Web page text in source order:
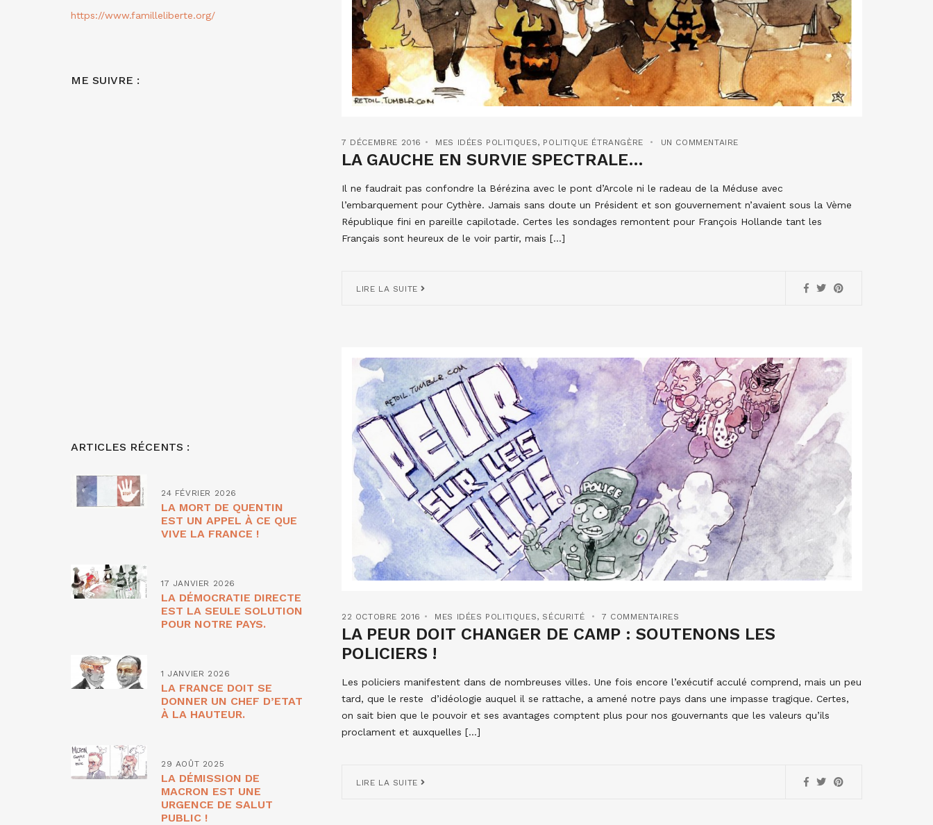
7 DÉCEMBRE 2016 MES IDÉES POLITIQUES, POLITIQUE ÉTRANGÈRE UN COMMENTAIRE
LA GAUCHE EN SURVIE SPECTRALE…
Il ne faudrait pas confondre la Bérézina avec le pont d’Arcole ni le radeau de la Méduse avec
l’embarquement pour Cythère. Jamais sans doute un Président et son gouvernement n’avaient sous la Vème
République fini en pareille capilotade. Certes les sondages remontent pour François Hollande tant les
Français sont heureux de le voir partir, mais […]
LIRE LA SUITE
22 OCTOBRE 2016 MES IDÉES POLITIQUES, SÉCURITÉ 7 COMMENTAIRES
LA PEUR DOIT CHANGER DE CAMP : SOUTENONS LES
POLICIERS !
Les policiers manifestent dans de nombreuses villes. Une fois encore l’exécutif acculé comprend, mais un peu
tard, que le reste d’idéologie auquel il se rattache, a amené notre pays dans une impasse tragique. Certes,
on sait bien que le pouvoir et ses avantages comptent plus pour nos gouvernants que les valeurs qu’ils
proclament et auxquelles […]
LIRE LA SUITE
https://www.familleliberte.org/
ME SUIVRE :
ARTICLES RÉCENTS :
24 FÉVRIER 2026
LA MORT DE QUENTIN
EST UN APPEL À CE QUE
VIVE LA FRANCE !
17 JANVIER 2026
LA DÉMOCRATIE DIRECTE
EST LA SEULE SOLUTION
POUR NOTRE PAYS.
1 JANVIER 2026
LA FRANCE DOIT SE
DONNER UN CHEF D’ETAT
À LA HAUTEUR.
29 AOÛT 2025
LA DÉMISSION DE
MACRON EST UNE
URGENCE DE SALUT
PUBLIC !